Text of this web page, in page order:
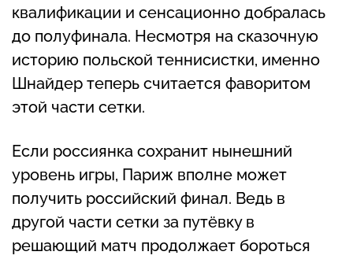
квалификации и сенсационно добралась
до полуфинала. Несмотря на сказочную
историю польской теннисистки, именно
Шнайдер теперь считается фаворитом
этой части сетки.
Если россиянка сохранит нынешний
уровень игры, Париж вполне может
получить российский финал. Ведь в
другой части сетки за путёвку в
решающий матч продолжает бороться